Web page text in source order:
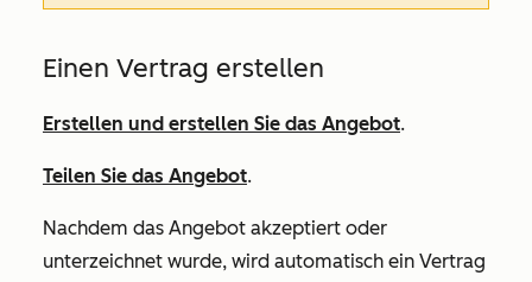
Einen Vertrag erstellen
Erstellen und erstellen Sie das Angebot.
Teilen Sie das Angebot.
Nachdem das Angebot akzeptiert oder
unterzeichnet wurde, wird automatisch ein Vertrag